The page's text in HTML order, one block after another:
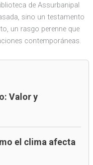
de Assurbanipal
sino un testamento
un rasgo perenne que
contemporáneas.
Valor y
el clima afecta